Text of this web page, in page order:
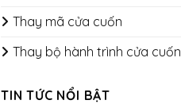
Thay mã cửa cuốn
Thay bộ hành trình cửa cuốn
TIN TỨC NỔI BẬT